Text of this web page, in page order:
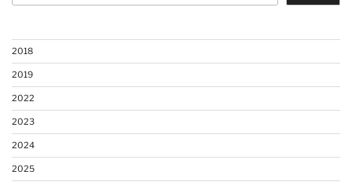
2018
2019
2022
2023
2024
2025